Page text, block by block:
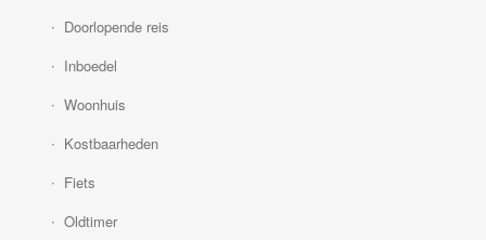
Doorlopende reis
Inboedel
Woonhuis
Kostbaarheden
Fiets
Oldtimer